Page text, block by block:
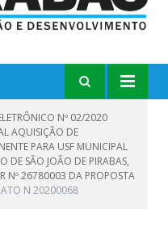
Nº 02/2020
AQUISIÇÃO DE
PARA USF MUNICIPAL
DE SÃO JOÃO DE PIRABAS,
Nº 26780003 DA PROPOSTA
N 20200068